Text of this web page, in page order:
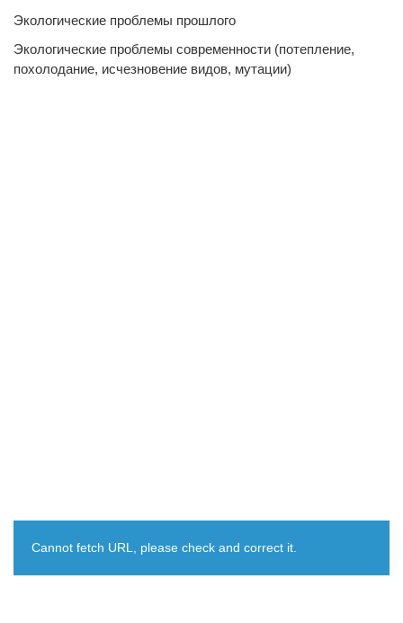
Экологические проблемы прошлого
Экологические проблемы современности (потепление,
похолодание, исчезновение видов, мутации)
Cannot fetch URL, please check and correct it.